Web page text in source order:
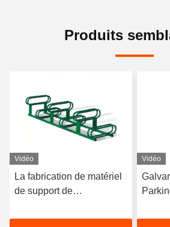
Produits
Vidéo
La fabrication de matériel
de support de
de vélo de l'espace du
Vidéo